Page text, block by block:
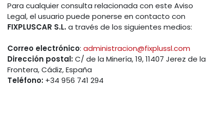
Para cualquier consulta relacionada con este Aviso
Legal, el usuario puede ponerse en contacto con
FIXPLUSCAR S.L.a través de los siguientes medios:
Correo electrónico: administracion@fixplussl.com
Dirección postal:C/ de la Minería, 19, 11407 Jerez de la
Frontera, Cádiz, España
Teléfono: +34 956 741 294